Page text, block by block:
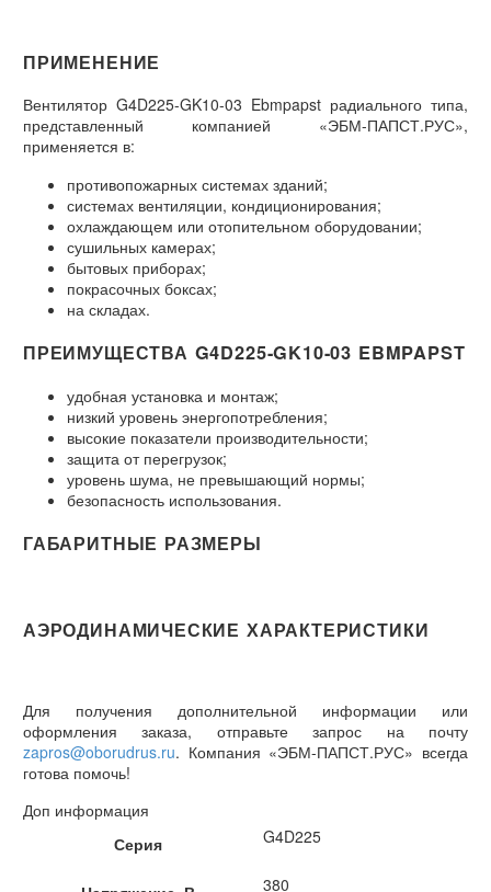
ПРИМЕНЕНИЕ
Вентилятор G4D225-GK10-03 Ebmpapst радиального типа,
представленный компанией «ЭБМ-ПАПСТ.РУС»,
применяется в:
противопожарных системах зданий;
системах вентиляции, кондиционирования;
охлаждающем или отопительном оборудовании;
сушильных камерах;
бытовых приборах;
покрасочных боксах;
на складах.
ПРЕИМУЩЕСТВА G4D225-GK10-03 EBMPAPST
удобная установка и монтаж;
низкий уровень энергопотребления;
высокие показатели производительности;
защита от перегрузок;
уровень шума, не превышающий нормы;
безопасность использования.
ГАБАРИТНЫЕ РАЗМЕРЫ
АЭРОДИНАМИЧЕСКИЕ ХАРАКТЕРИСТИКИ
Для получения дополнительной информации или
оформления заказа, отправьте запрос на почту
zapros@oborudrus.ru. Компания «ЭБМ-ПАПСТ.РУС» всегда
готова помочь!
Доп информация
Серия
G4D225
380